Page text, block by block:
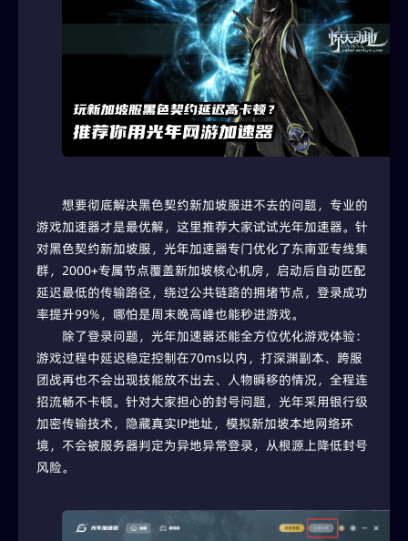
想要彻底解决黑色契约新加坡服进不去的问题，专业的
游戏加速器才是最优解，这里推荐大家试试光年加速器。针
对黑色契约新加坡服，光年加速器专门优化了东南亚专线集
群，2000+专属节点覆盖新加坡核心机房，启动后自动匹配
延迟最低的传输路径，绕过公共链路的拥堵节点，登录成功
率提升99%，哪怕是周末晚高峰也能秒进游戏。
除了登录问题，光年加速器还能全方位优化游戏体验：
游戏过程中延迟稳定控制在70ms以内，打深渊副本、跨服
团战再也不会出现技能放不出去、人物瞬移的情况，全程连
招流畅不卡顿。针对大家担心的封号问题，光年采用银行级
加密传输技术，隐藏真实IP地址，模拟新加坡本地网络环
境，不会被服务器判定为异地异常登录，从根源上降低封号
风险。